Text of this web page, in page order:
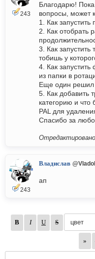
243
Благодарю!
вопросы, может
1. Как запустить
2. Как отобрать
3. Как
тобишь у
4. Как
из папки в
Еще один решил
5. Как добавить
категорию и что
PAL для
Спасибо за
243
Владислав
ап